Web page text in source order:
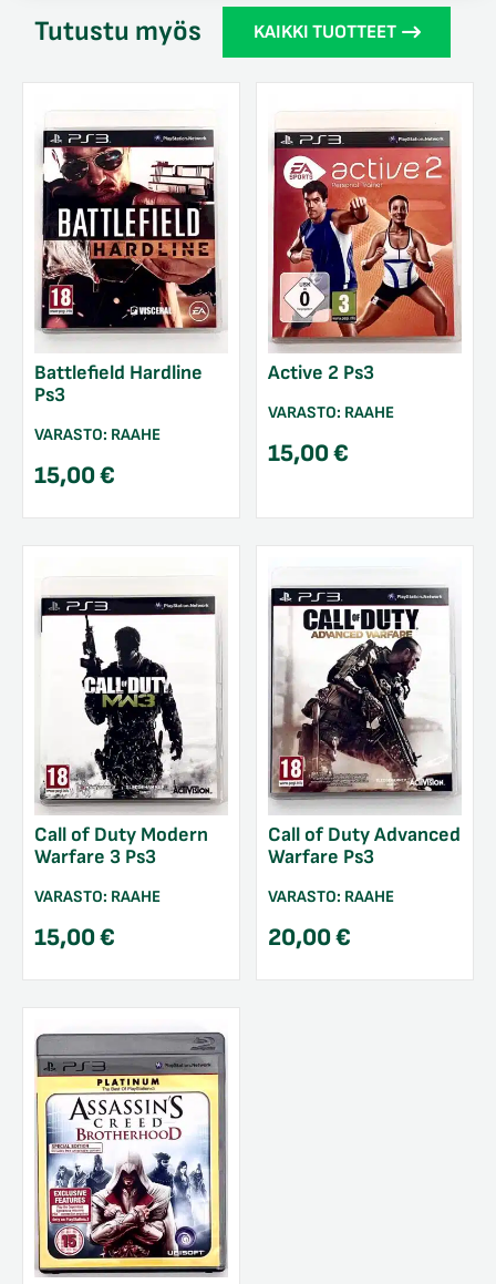
Tutustu myös KAIKKI TUOTTEET
Battlefield Hardline
Ps3
VARASTO: RAAHE
15,00€
Active 2 Ps3
VARASTO: RAAHE
15,00€
Call of Duty Modern
Warfare 3 Ps3
VARASTO: RAAHE
15,00€
Call of Duty Advanced
Warfare Ps3
VARASTO: RAAHE
20,00€